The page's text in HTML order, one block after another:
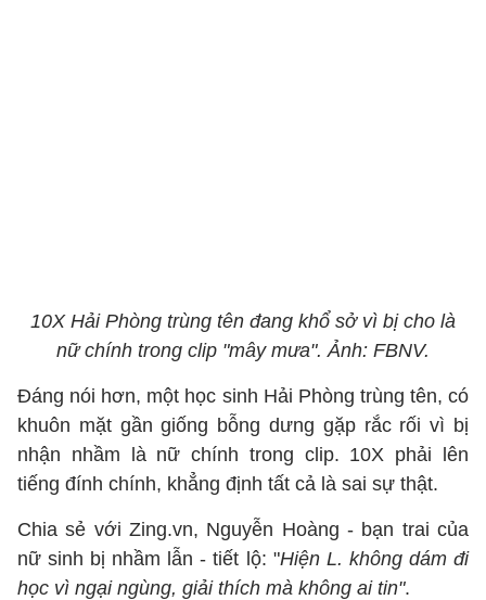
10X Hải Phòng trùng tên đang khổ sở vì bị cho là
nữ chính trong clip "mây mưa". Ảnh: FBNV.
Đáng nói hơn, một học sinh Hải Phòng trùng tên, có
khuôn mặt gần giống bỗng dưng gặp rắc rối vì bị
nhận nhầm là nữ chính trong clip. 10X phải lên
tiếng đính chính, khẳng định tất cả là sai sự thật.
Chia sẻ với Zing.vn, Nguyễn Hoàng - bạn trai của
nữ sinh bị nhầm lẫn - tiết lộ: "Hiện L. không dám đi
học vì ngại ngùng, giải thích mà không ai tin".